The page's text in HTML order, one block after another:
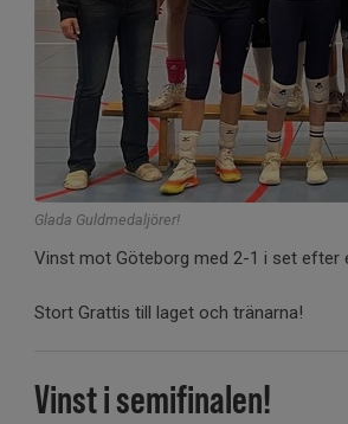
Glada Guldmedaljörer!
Vinst mot Göteborg med 2-1 i set efter
Stort Grattis till laget och tränarna!
Vinst i semifinalen!